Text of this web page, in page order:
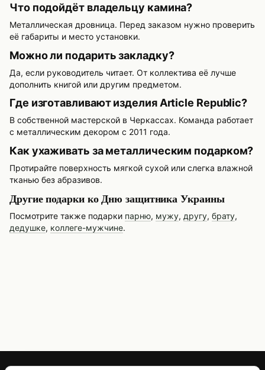
Что подойдёт владельцу камина?
Металлическая дровница. Перед заказом нужно проверить
её габариты и место установки.
Можно ли подарить закладку?
Да, если руководитель читает. От коллектива её лучше
дополнить книгой или другим предметом.
Где изготавливают изделия Article Republic?
В собственной мастерской в Черкассах. Команда работает
с металлическим декором с 2011 года.
Как ухаживать за металлическим подарком?
Протирайте поверхность мягкой сухой или слегка влажной
тканью без абразивов.
Другие подарки ко Дню защитника Украины
Посмотрите также подарки парню, мужу, другу, брату,
дедушке, коллеге-мужчине.